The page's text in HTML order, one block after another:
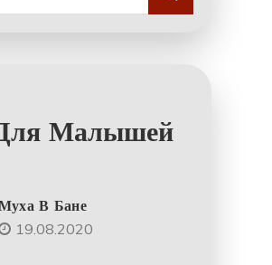
Малышей
В Бане
19.08.2020